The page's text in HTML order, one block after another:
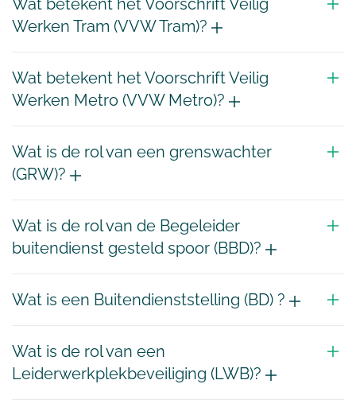
Wat betekent het Voorschrift Veilig
Werken Tram (VVW Tram)?
Wat betekent het Voorschrift Veilig
Werken Metro (VVW Metro)?
Wat is de rol van een grenswachter
(GRW)?
Wat is de rol van de Begeleider
buitendienst gesteld spoor (BBD)?
Wat is een Buitendienststelling (BD) ?
Wat is de rol van een
Leiderwerkplekbeveiliging (LWB)?